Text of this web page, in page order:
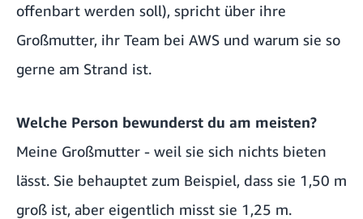
offenbart werden soll), spricht über ihre
Großmutter, ihr Team bei AWS und warum sie so
gerne am Strand ist.
Welche Person bewunderst du am meisten?
Meine Großmutter - weil sie sich nichts bieten
lässt. Sie behauptet zum Beispiel, dass sie 1,50 m
groß ist, aber eigentlich misst sie 1,25 m.